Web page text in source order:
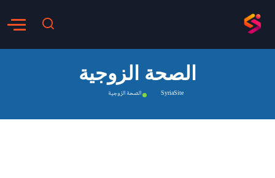
الصحة الزوجية
SyriaSite الصحة الزوجية